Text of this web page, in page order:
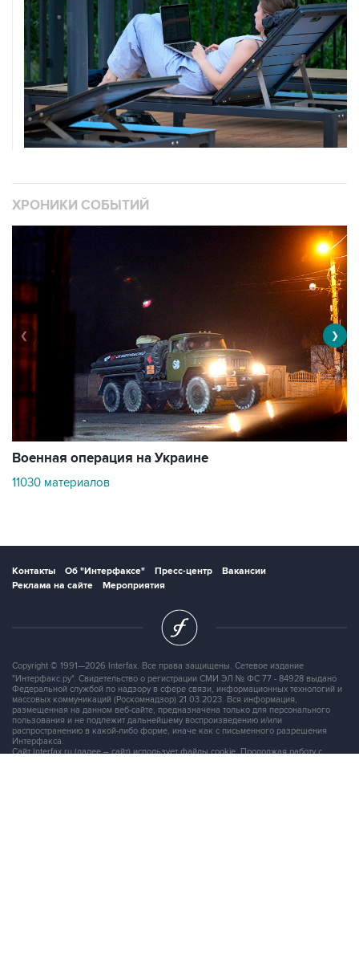
ХРОНИКИ СОБЫТИЙ
Военная операция на Украине
11030 материалов
❮ ❯
Контакты Об "Интерфаксе" Пресс-центр
Вакансии
Реклама на сайте
Мероприятия
Copyright © 1991—2026 Interfax. Все права защищены. Сетевое издание
"Интерфакс.ру". Свидетельство о регистрации СМИ ЭЛ № ФС 77 - 84928 выдано
Федеральной службой по надзору в сфере связи, информационных технологий и
массовых коммуникаций (Роскомнадзор) 21.03.2023. Вся информация,
размещенная на данном веб-сайте, предназначена только для персонального
пользования и не подлежит дальнейшему воспроизведению и/или
распространению в какой-либо форме, иначе как с письменного разрешения
Интерфакса.
Сайт Interfax.ru (далее – сайт) использует файлы cookie. Продолжая работу с